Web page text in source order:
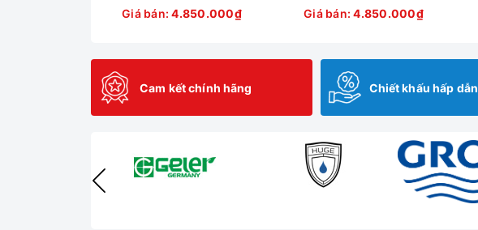
Giá bán:4.850.000₫
Giá bán:4.850.000₫
Cam kết chính hãng Chiết khấu hấp dẫn